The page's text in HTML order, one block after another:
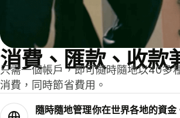
消費、匯款、收款
只需一個帳戶，即可隨時隨地以40多
消費，同時節省費用。
隨時隨地管理你在世界各地的資金